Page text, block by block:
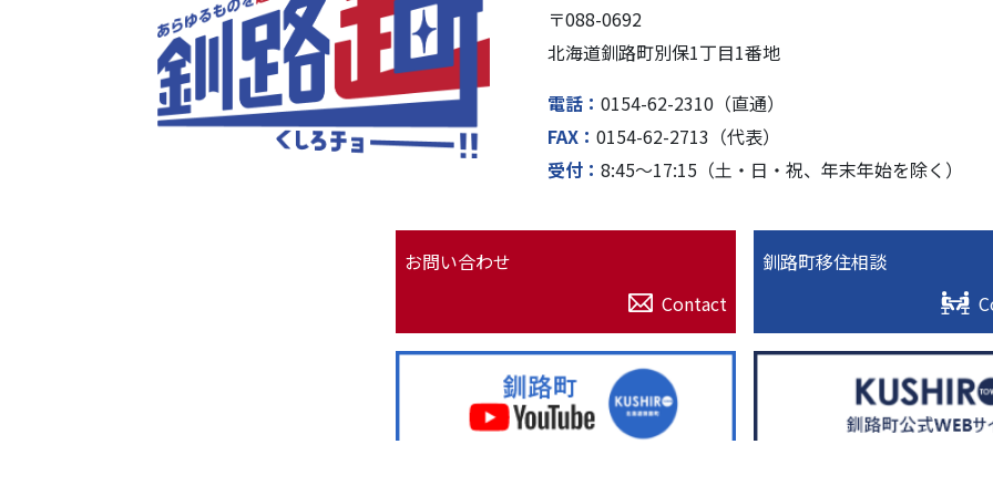
〒088-0692
北海道釧路町別保1丁⽬1番地
電話
0154-62-2310（直通）
FAX
0154-62-2713（代表）
受付
8:45〜17:15（⼟・⽇・祝、年末年始を除く）
お問い合わせ
Contact
釧路町移住相談